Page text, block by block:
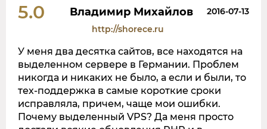
5.0 Владимир Михайлов
2016-07-13
http://shorece.ru
У меня два десятка сайтов, все находятся на
выделенном сервере в Германии. Проблем
никогда и никаких не было, а если и были, то
тех-поддержка в самые короткие сроки
исправляла, причем, чаще мои ошибки.
Почему выделенный VPS? Да меня просто